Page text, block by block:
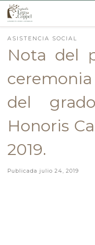
Skip to content
ASISTENCIA SOCIAL
Nota del
del
Honoris
2019.
Publicada julio 24, 2019